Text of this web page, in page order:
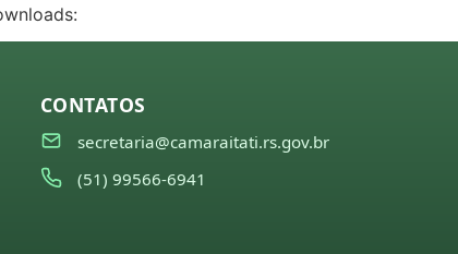
CONTATOS
secretaria@camaraitati.rs.gov.br
(51) 99566-6941